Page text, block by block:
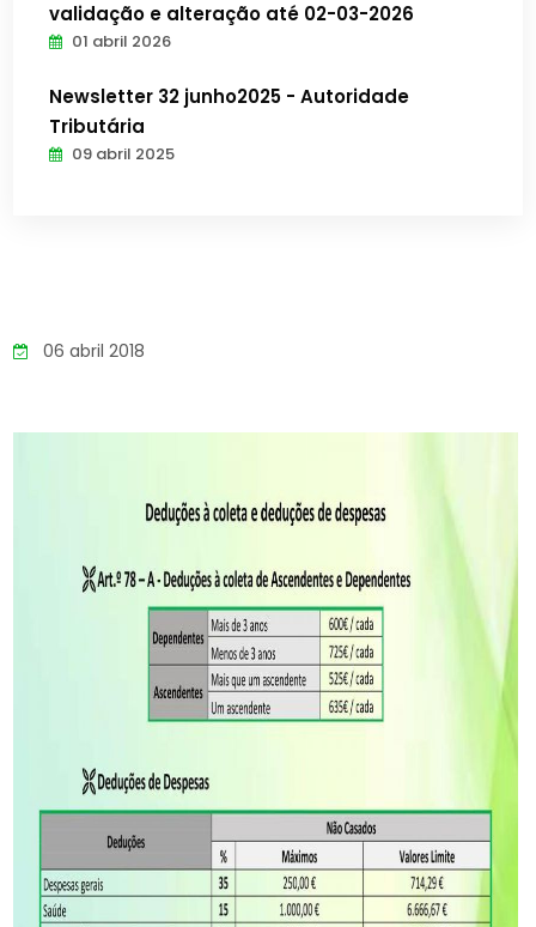
validação e alteração até 02-03-2026
01 abril 2026
Newsletter 32 junho2025 - Autoridade
Tributária
09 abril 2025
06 abril 2018